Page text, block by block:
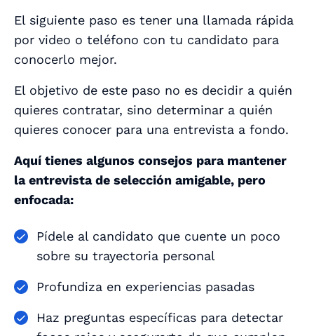
El siguiente paso es tener una llamada rápida
por video o teléfono con tu candidato para
conocerlo mejor.
El objetivo de este paso no es decidir a quién
quieres contratar, sino determinar a quién
quieres conocer para una entrevista a fondo.
Aquí tienes algunos consejos para mantener
la entrevista de selección amigable, pero
enfocada:
Pídele al candidato que cuente un poco
sobre su trayectoria personal
Profundiza en experiencias pasadas
Haz preguntas específicas para detectar